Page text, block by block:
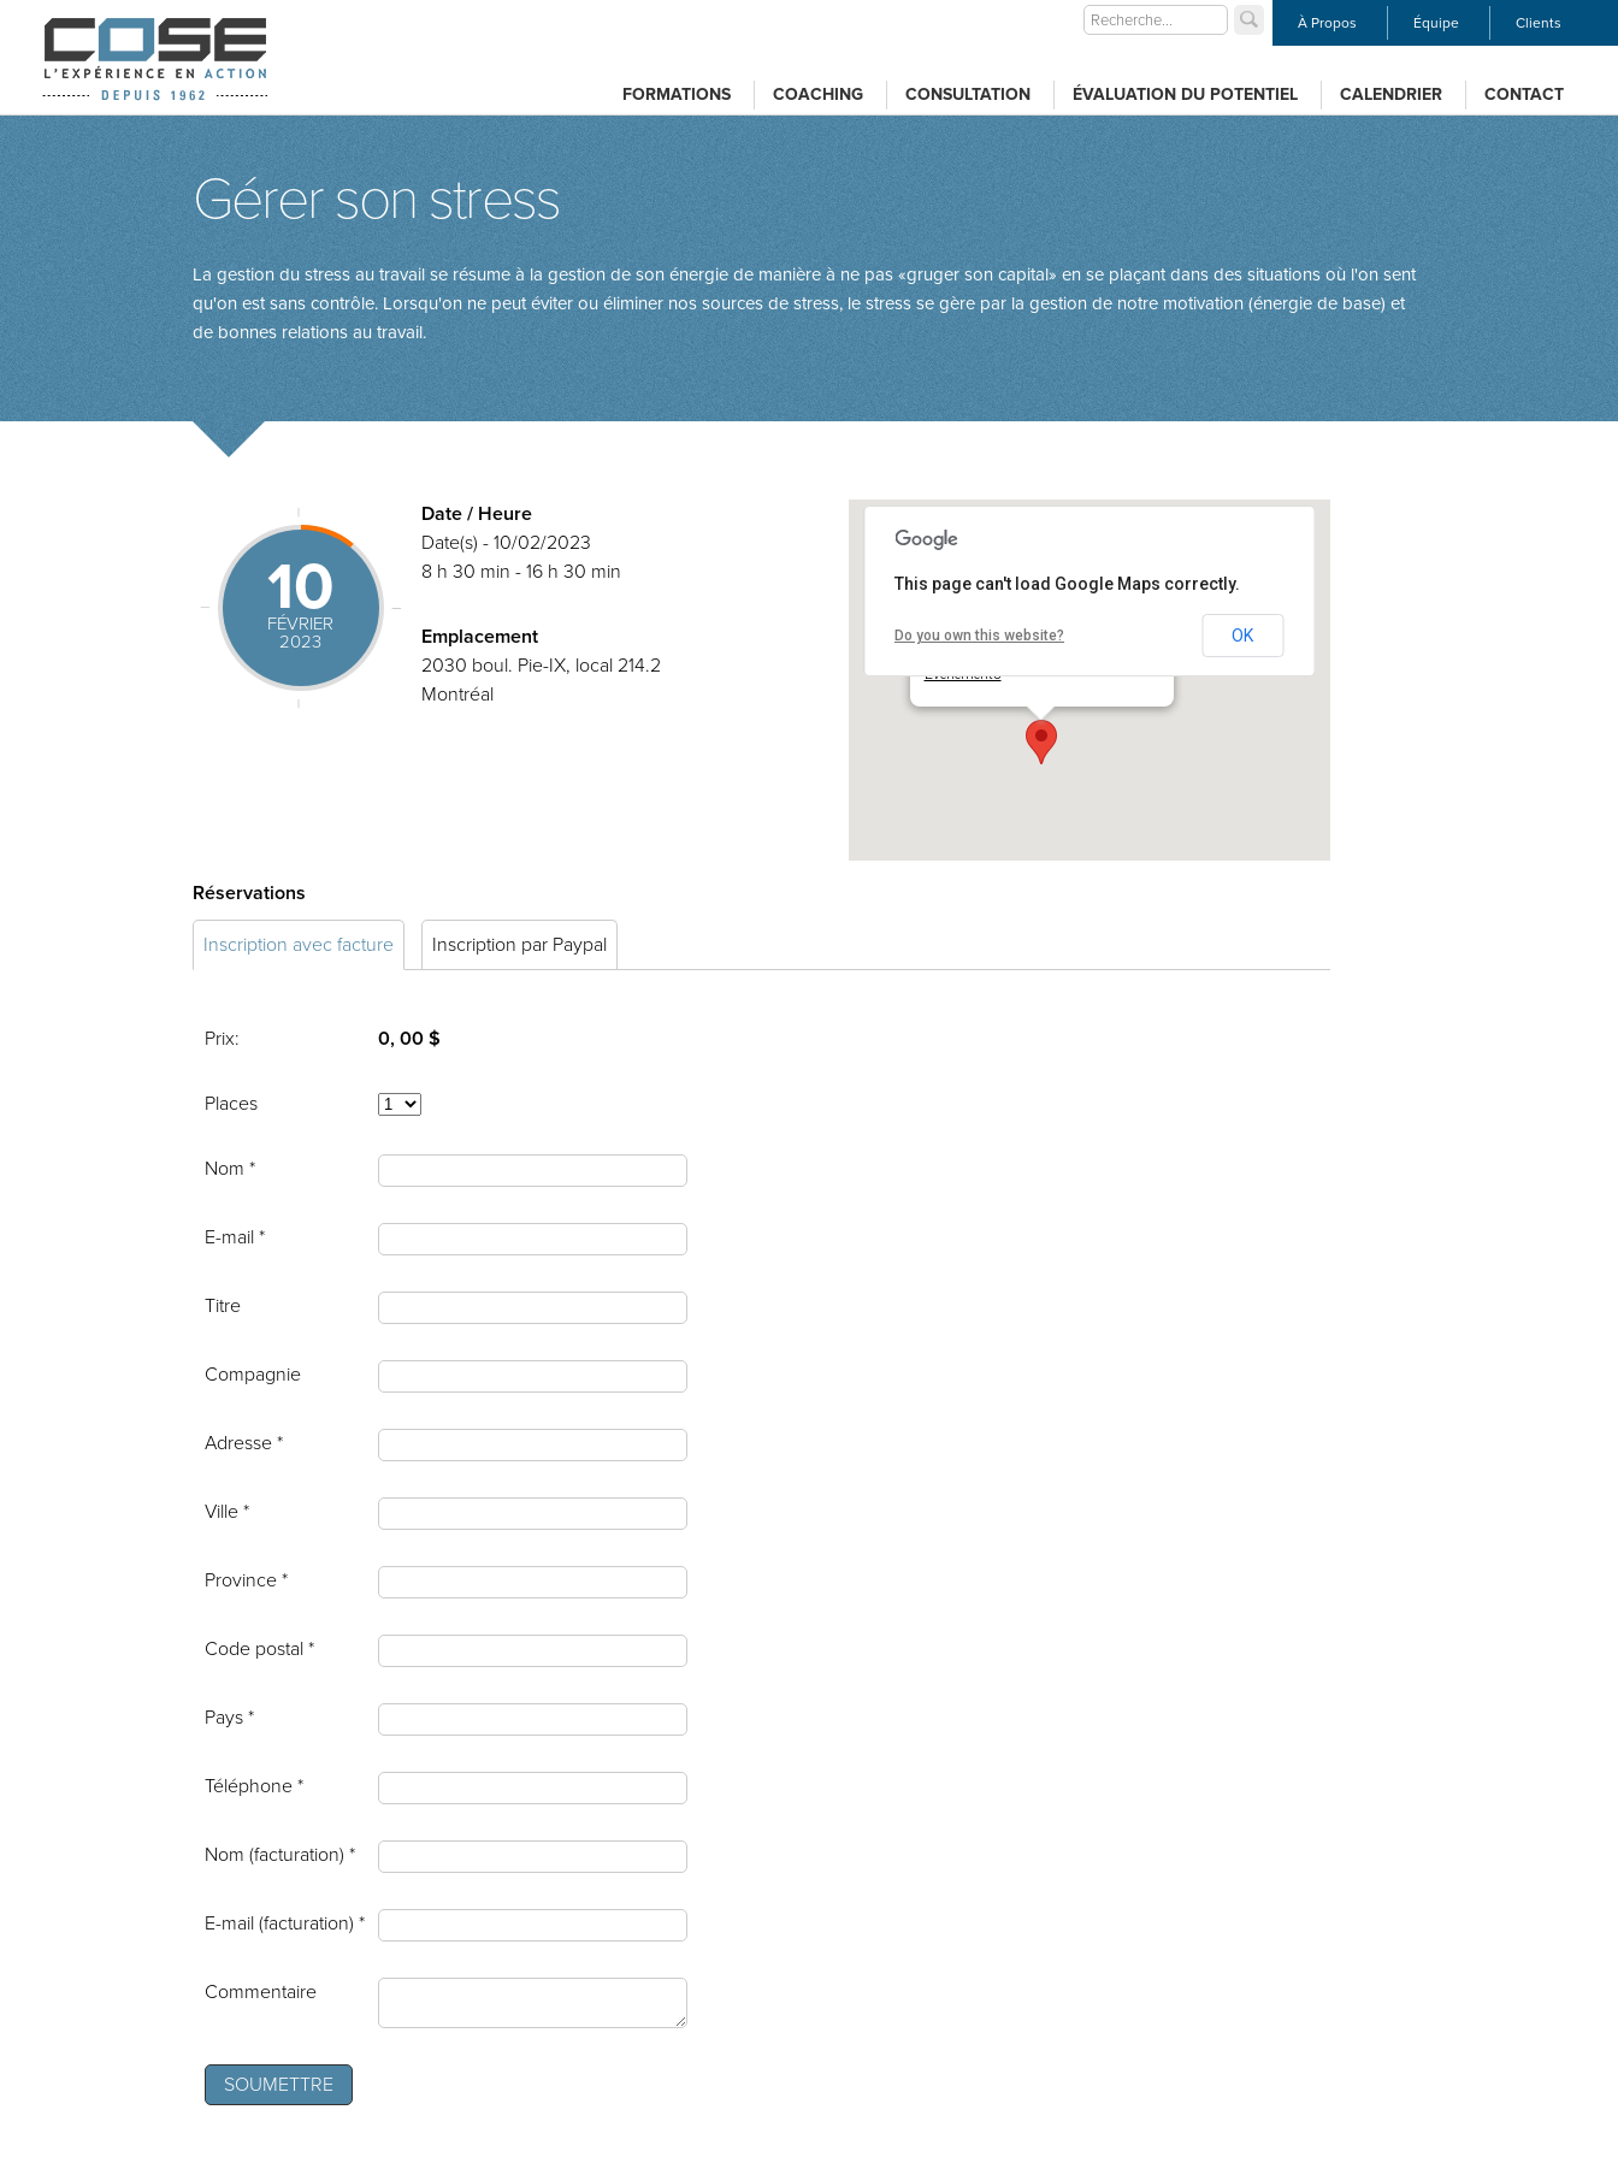
À Propos Équipe Clients
FORMATIONS COACHING CONSULTATION ÉVALUATION DU POTENTIEL CALENDRIER CONTACT
Gérer son stress
La gestion du stress au travail se résume à la gestion de son énergie de manière à ne pas «gruger son capital» en se plaçant dans des situations où l'on sent
qu'on est sans contrôle. Lorsqu'on ne peut éviter ou éliminer nos sources de stress, le stress se gère par la gestion de notre motivation (énergie de base) et
de bonnes relations au travail.
10
FÉVRIER
2023
COSE inc.
Événements
This page can't load Google Maps correctly.
Do you own this website? OK
Date / Heure
Date(s) - 10/02/2023
8 h 30 min - 16 h 30 min
Emplacement
2030 boul. Pie-IX, local 214.2
Montréal
Réservations
Inscription avec facture Inscription par Paypal
Prix: 0, 00 $
Places
Nom *
E-mail *
Titre
Compagnie
Adresse *
Ville *
Province *
Code postal *
Pays *
Téléphone *
Nom (facturation) *
E-mail (facturation) *
Commentaire